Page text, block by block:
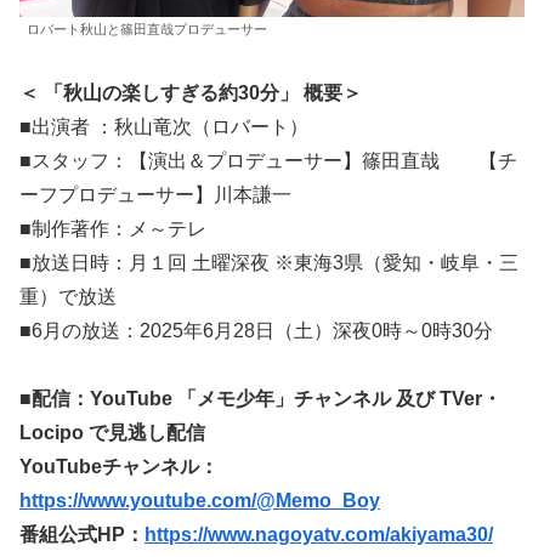
ロバート秋山と篠田直哉プロデューサー
＜ 「秋山の楽しすぎる約30分」 概要＞
■出演者 ：秋山竜次（ロバート）
■スタッフ：【演出＆プロデューサー】篠田直哉 【チ
ーフプロデューサー】川本謙一
■制作著作：メ～テレ
■放送日時：月１回 土曜深夜 ※東海3県（愛知・岐阜・三
重）で放送
■6月の放送：2025年6月28日（土）深夜0時～0時30分
■配信：YouTube 「メモ少年」チャンネル 及び TVer・
Locipo で見逃し配信
YouTubeチャンネル：
https://www.youtube.com/@Memo_Boy
番組公式HP： https://www.nagoyatv.com/akiyama30/